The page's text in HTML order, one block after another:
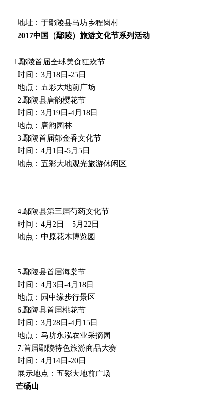
地址：于鄢陵县马坊乡程岗村
2017中国（鄢陵）旅游文化节系列活动
1.鄢陵首届全球美食狂欢节
时间：3月18日-25日
地点：五彩大地前广场
2.鄢陵县唐韵樱花节
时间：3月19日-4月18日
地点：唐韵园林
3.鄢陵首届郁金香文化节
时间：4月1日-5月5日
地点：五彩大地观光旅游休闲区
4.鄢陵县第三届芍药文化节
时间：4月2日—5月22日
地点：中原花木博览园
5.鄢陵县首届海棠节
时间：4月3日-4月18日
地点：园中缘步行景区
6.鄢陵县首届桃花节
时间：3月28日-4月15日
地点：马坊永泓农业采摘园
7.首届鄢陵特色旅游商品大赛
时间：4月14日-20日
展示地点：五彩大地前广场
芒砀山